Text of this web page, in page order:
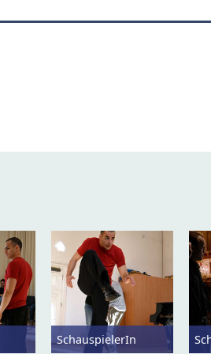
SchauspielerIn